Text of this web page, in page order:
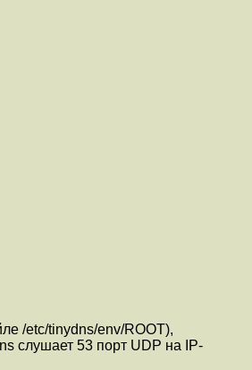
/etc/tinydns/env/ROOT),
слушает 53 порт UDP на IP-